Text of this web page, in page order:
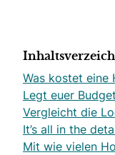
Was kostet eine
Legt euer
Vergleicht die
It’s all in the
Mit wie vielen